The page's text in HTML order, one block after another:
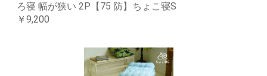
ろ寝 幅が狭い 2P【75 防】ちょこ寝S
￥9,200